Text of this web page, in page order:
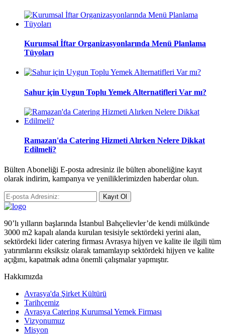
Kurumsal İftar Organizasyonlarında Menü Planlama
Tüyoları
Sahur için Uygun Toplu Yemek Alternatifleri Var mı?
Ramazan'da Catering Hizmeti Alırken Nelere Dikkat
Edilmeli?
Bülten Aboneliği E-posta adresiniz ile bülten aboneliğine kayıt
olarak indirim, kampanya ve yeniliklerimizden haberdar olun.
Kayıt Ol
90’lı yılların başlarında İstanbul Bahçelievler’de kendi mülkünde
3000 m2 kapalı alanda kurulan tesisiyle sektördeki yerini alan,
sektördeki lider catering firması Avrasya hijyen ve kalite ile ilgili tüm
yatırımlarını eksiksiz olarak tamamlayıp sektördeki hijyen ve kalite
açığını, kapatmak adına önemli çalışmalar yapmıştır.
Hakkımızda
Avrasya'da Şirket Kültürü
Tarihçemiz
Avrasya Catering Kurumsal Yemek Firması
Vizyonumuz
Misyon